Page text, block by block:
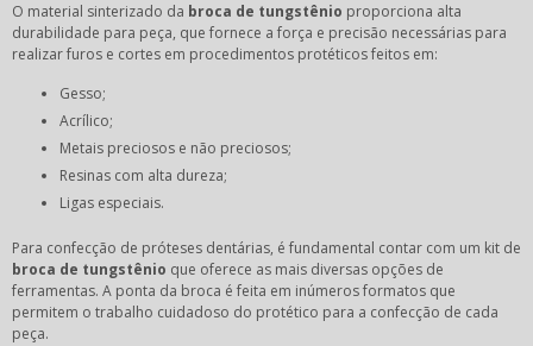
O material sinterizado da broca de tungstênio proporciona alta
durabilidade para peça, que fornece a força e precisão necessárias para
realizar furos e cortes em procedimentos protéticos feitos em:
Gesso;
Acrílico;
Metais preciosos e não preciosos;
Resinas com alta dureza;
Ligas especiais.
Para confecção de próteses dentárias, é fundamental contar com um kit de
broca de tungstênio que oferece as mais diversas opções de
ferramentas. A ponta da broca é feita em inúmeros formatos que
permitem o trabalho cuidadoso do protético para a confecção de cada
peça.